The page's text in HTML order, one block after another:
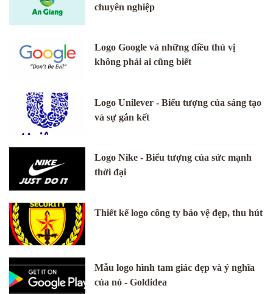
chuyên nghiệp
Logo Google và những điều thú vị
không phải ai cũng biết
Logo Unilever - Biểu tượng của sáng tạo
và sự gắn kết
Logo Nike - Biểu tượng của sức mạnh
thời đại
Thiết kế logo công ty bảo vệ đẹp, thu hút
Mẫu logo hình tam giác đẹp và ý nghĩa
của nó - Goldidea